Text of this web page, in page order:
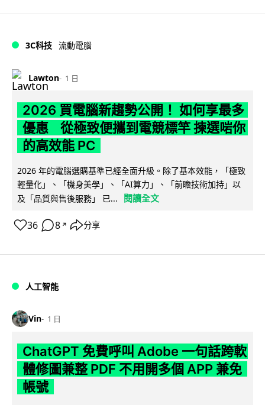
3C科技 流動電腦
Lawton 1 日
2026 買電腦新趨勢公開！ 如何享最多
優惠 從極致便攜到電競標竿 揀選啱你
的高效能 PC
2026 年的電腦選購基準已經全面升級。除了基本效能，「極致
輕量化」、「機身美學」、「AI算力」、「前瞻技術加持」以
及「品質與售後服務」 已...
閱讀全文
36 8 ↗ 分享
人工智能
Vin 1 日
ChatGPT 免費呼叫 Adobe 一句話跨軟
體修圖兼整 PDF 不用開多個 APP 兼免
帳號